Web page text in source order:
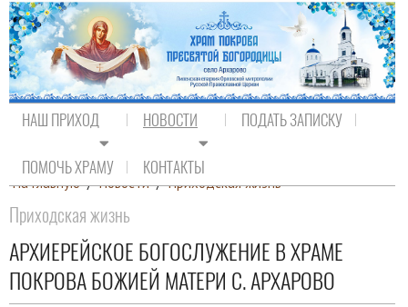
НАШ ПРИХОД НОВОСТИ ПОДАТЬ ЗАПИСКУ
ПОМОЧЬ ХРАМУ КОНТАКТЫ
На главную / Новости / Приходская жизнь
Приходская жизнь
АРХИЕРЕЙСКОЕ БОГОСЛУЖЕНИЕ В ХРАМЕ
ПОКРОВА БОЖИЕЙ МАТЕРИ С. АРХАРОВО